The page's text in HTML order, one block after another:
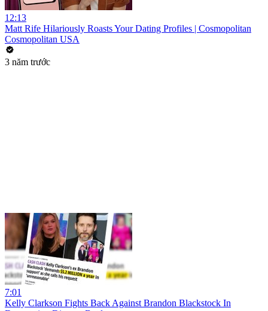
12:13
Matt Rife Hilariously Roasts Your Dating Profiles | Cosmopolitan
Cosmopolitan USA
3 năm trước
7:01
Kelly Clarkson Fights Back Against Brandon Blackstock In